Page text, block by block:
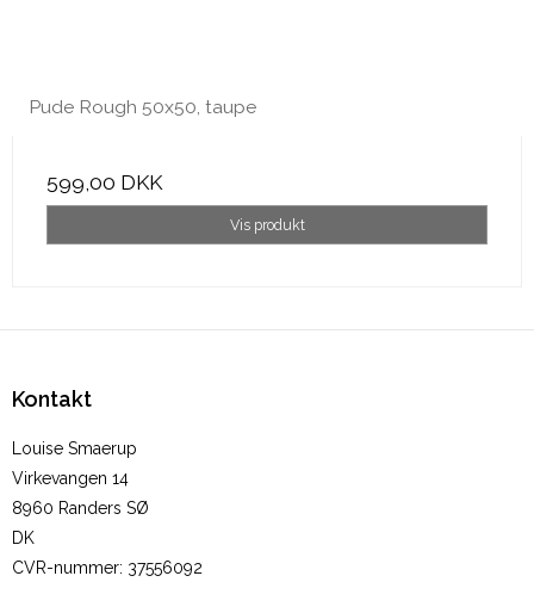
Pude Rough 50x50, taupe
599,00 DKK
Vis produkt
Kontakt
Louise Smaerup
Virkevangen 14
8960 Randers SØ
DK
CVR-nummer: 37556092